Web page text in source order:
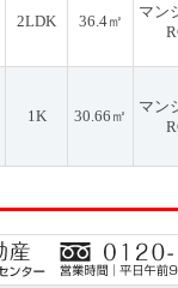
2LDK 36.4㎡
マン
1K 30.66㎡
マン